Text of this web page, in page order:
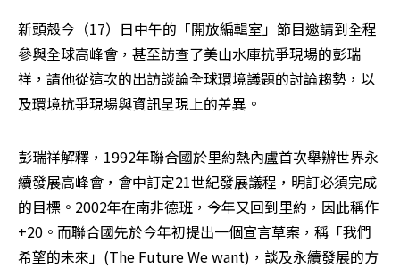
新頭殼今（17）日中午的「開放編輯室」節目邀請到全程
參與全球高峰會，甚至訪查了美山水庫抗爭現場的彭瑞
祥，請他從這次的出訪談論全球環境議題的討論趨勢，以
及環境抗爭現場與資訊呈現上的差異。
彭瑞祥解釋，1992年聯合國於里約熱內盧首次舉辦世界永
續發展高峰會，會中訂定21世紀發展議程，明訂必須完成
的目標。2002年在南非德班，今年又回到里約，因此稱作
+20。而聯合國先於今年初提出一個宣言草案，稱「我們
希望的未來」(The Future We want)，談及永續發展的方